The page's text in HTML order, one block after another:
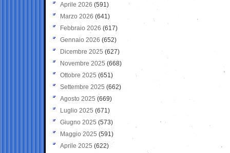
Aprile 2026 (591)
Marzo 2026 (641)
Febbraio 2026 (617)
Gennaio 2026 (652)
Dicembre 2025 (627)
Novembre 2025 (668)
Ottobre 2025 (651)
Settembre 2025 (662)
Agosto 2025 (669)
Luglio 2025 (671)
Giugno 2025 (573)
Maggio 2025 (591)
Aprile 2025 (622)